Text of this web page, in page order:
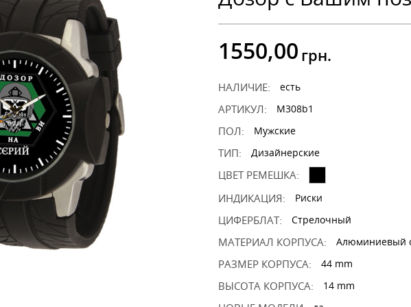
ЧАСЫ
1550,00 грн.
НАЛИЧИЕ: есть
АРТИКУЛ: M308b1
ПОЛ: Мужские
ТИП: Дизайнерские
ЦВЕТ РЕМЕШКА:
ИНДИКАЦИЯ:
Риски
ЦИФЕРБЛАТ: Стрелочный
МАТЕРИАЛ КОРПУСА: Алюминиевый
РАЗМЕР КОРПУСА: 44 mm
ВЫСОТА КОРПУСА: 14 mm